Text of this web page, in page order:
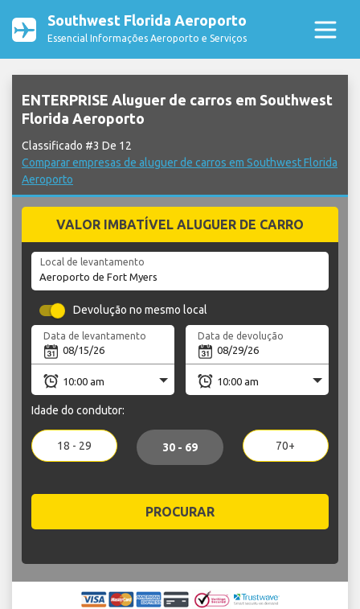
Southwest Florida Aeroporto
Essencial Informações Aeroporto e Serviços
ENTERPRISE Aluguer de carros em Southwest
Florida Aeroporto
Classificado #3 De 12
Comparar empresas de aluguer de carros em Southwest Florida
Aeroporto
VALOR IMBATÍVEL ALUGUER DE CARRO
Local de levantamento
Devolução no mesmo local
Data de levantamento Data de devolução
Idade do condutor:
18 - 29 30 - 69 70+
PROCURAR